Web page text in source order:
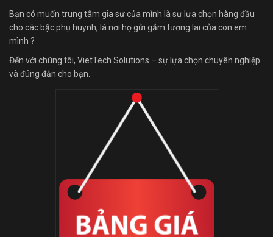
Bạn có muốn trung tâm gia sư của mình là sự lựa chọn hàng đầu
cho các bậc phụ huynh, là nơi họ gửi gắm tương lai của con em
mình ?
Đến với chúng tôi, VietTech Solutions – sự lựa chọn chuyên nghiệp
và đúng đắn cho bạn.